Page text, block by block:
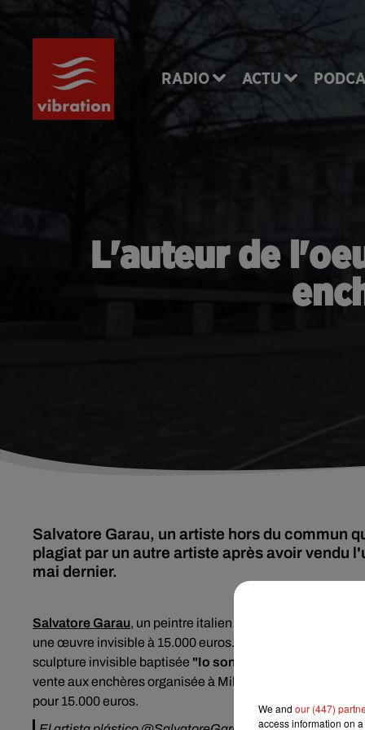
RADIO ACTU
L'auteur de
Salvatore Garau, un artiste hors du commun
plagiat par un autre artiste après avoir vendu
mai dernier.
Salvatore Garau, un peintre italien contemporain âgé de
une œuvre invisible à 15.000 euros. Ce génie de l'art a en
sculpture invisible baptisée "Io sono"
vente aux enchères organisée à Milan par Art-Rite. Alors
pour 15.000 euros.
We and our (447)
access information on